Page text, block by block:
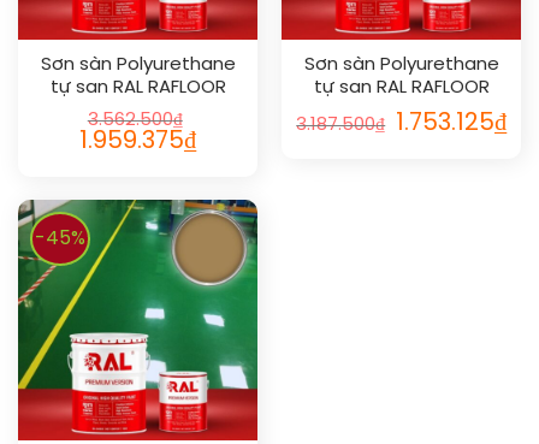
Sơn sàn Polyurethane
tự san RAL RAFLOOR
SHIELD SL 2001
3.562.500₫
1.959.375₫
Sơn sàn Polyurethane
tự san RAL RAFLOOR
SHIELD SL 1023
3.187.500₫ 1.753.125₫
-45%